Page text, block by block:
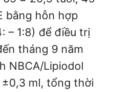
bằng hỗn hợp
– 1:8) để điều trị
tháng 9 năm
NBCA/Lipiodol
±0,3 ml, tổng thời